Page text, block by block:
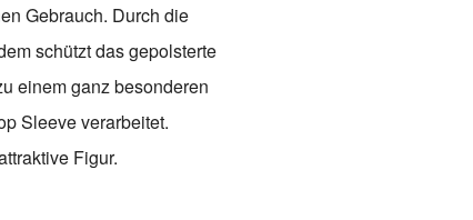
Gebrauch. Durch die
schützt das gepolsterte
einem ganz besonderen
Sleeve verarbeitet.
Figur.